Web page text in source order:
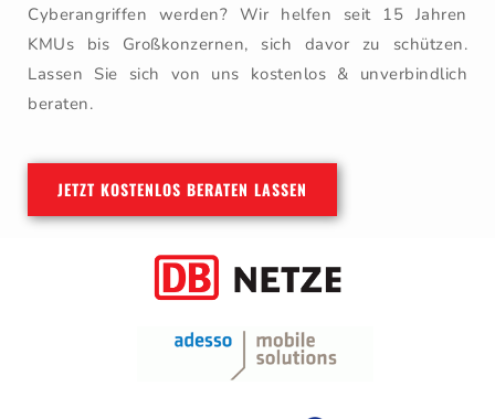
Cyberangriffen werden? Wir helfen seit 15 Jahren
KMUs bis Großkonzernen, sich davor zu schützen.
Lassen Sie sich von uns kostenlos & unverbindlich
beraten.
JETZT KOSTENLOS BERATEN LASSEN